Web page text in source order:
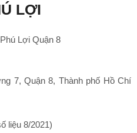
LỢI
7, Quận 8, Thành phố Hồ Chí
liệu 8/2021)